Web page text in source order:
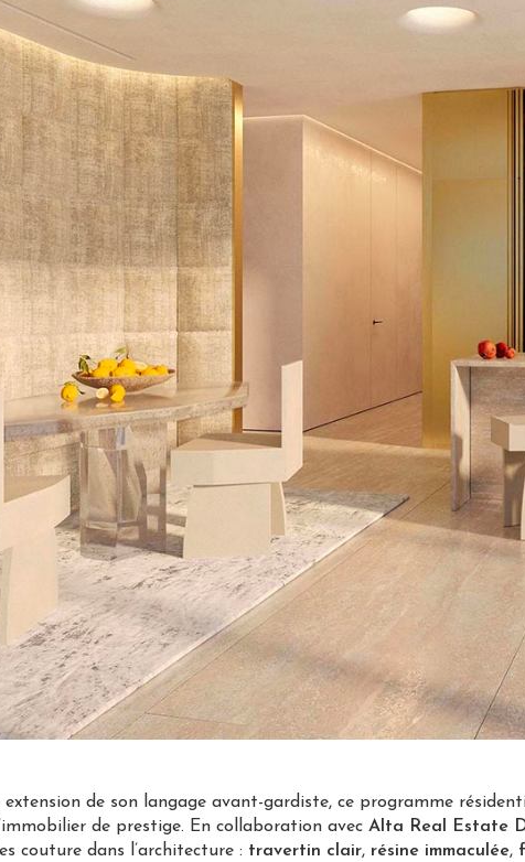
extension de son langage avant-gardiste, ce programme
de prestige. En collaboration avec Alta Real Estate
couture dans l’architecture : travertin clair, résine immaculée,